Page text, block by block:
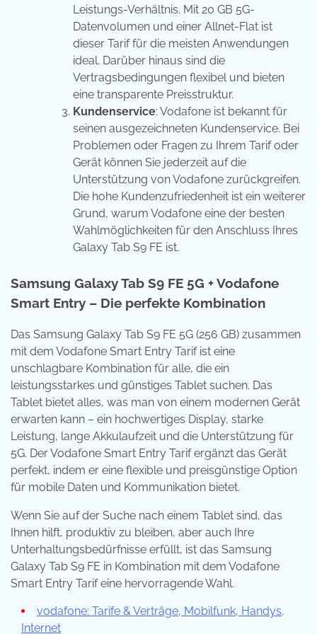
Leistungs-Verhältnis. Mit 20 GB 5G-
Datenvolumen und einer Allnet-Flat ist
dieser Tarif für die meisten Anwendungen
ideal. Darüber hinaus sind die
Vertragsbedingungen flexibel und bieten
eine transparente Preisstruktur.
Kundenservice: Vodafone ist bekannt für
seinen ausgezeichneten Kundenservice. Bei
Problemen oder Fragen zu Ihrem Tarif oder
Gerät können Sie jederzeit auf die
Unterstützung von Vodafone zurückgreifen.
Die hohe Kundenzufriedenheit ist ein weiterer
Grund, warum Vodafone eine der besten
Wahlmöglichkeiten für den Anschluss Ihres
Galaxy Tab S9 FE ist.
Samsung Galaxy Tab S9 FE 5G + Vodafone
Smart Entry – Die perfekte Kombination
Das Samsung Galaxy Tab S9 FE 5G (256 GB) zusammen
mit dem Vodafone Smart Entry Tarif ist eine
unschlagbare Kombination für alle, die ein
leistungsstarkes und günstiges Tablet suchen. Das
Tablet bietet alles, was man von einem modernen Gerät
erwarten kann – ein hochwertiges Display, starke
Leistung, lange Akkulaufzeit und die Unterstützung für
5G. Der Vodafone Smart Entry Tarif ergänzt das Gerät
perfekt, indem er eine flexible und preisgünstige Option
für mobile Daten und Kommunikation bietet.
Wenn Sie auf der Suche nach einem Tablet sind, das
Ihnen hilft, produktiv zu bleiben, aber auch Ihre
Unterhaltungsbedürfnisse erfüllt, ist das Samsung
Galaxy Tab S9 FE in Kombination mit dem Vodafone
Smart Entry Tarif eine hervorragende Wahl.
vodafone: Tarife & Verträge, Mobilfunk, Handys,
Internet